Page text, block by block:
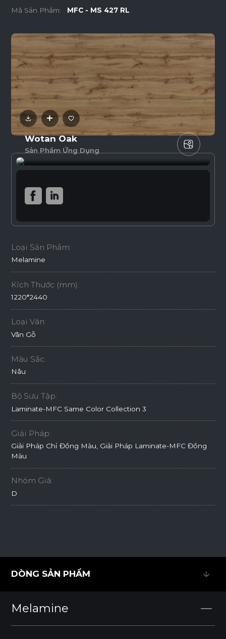
Mã Sản Phẩm: MFC - MS 427 RL
Wotan Oak
Sản Phẩm Ứng Dụng
Loại Sản Phẩm:
Melamine
Kích Thước (mm):
1220*2440
Loại Vân:
Vân Gỗ
Màu Sắc:
Nâu
Bộ Sưu Tập:
Laminate-MFC Same Color Collection 3
Giải Pháp:
Giải Pháp Chỉ Đồng Màu, Giải Pháp Laminate-MFC Đồng
Màu
Nhóm Giá:
D
DÒNG SẢN PHẨM
Melamine